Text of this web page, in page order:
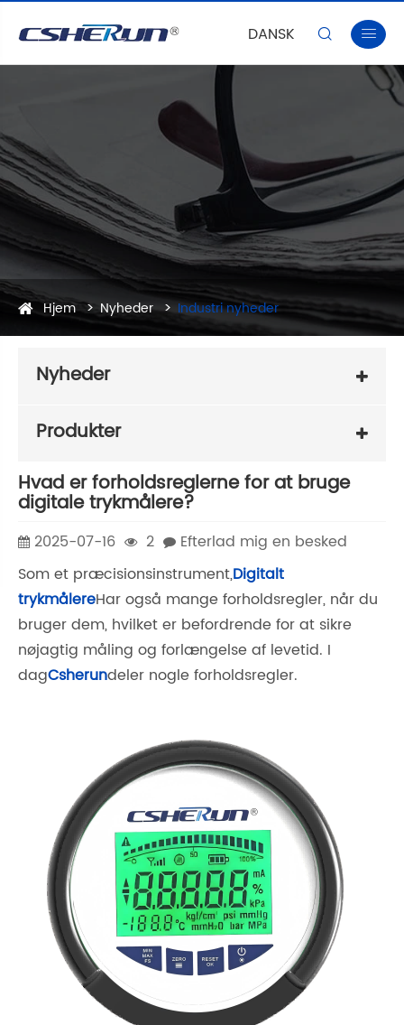
DANSK  
Hjem Nyheder Industri nyheder
Nyheder
Produkter
Hvad er forholdsreglerne for at bruge
digitale trykmålere?
2025-07-16 2
Efterlad mig en besked
Som et præcisionsinstrument,Digitalt
trykmålereHar også mange forholdsregler, når du
bruger dem, hvilket er befordrende for at sikre
nøjagtig måling og forlængelse af levetid. I
dagCsherundeler nogle forholdsregler.